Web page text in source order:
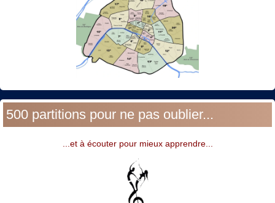
500 partitions pour ne pas oublier...
...et à écouter pour mieux apprendre...